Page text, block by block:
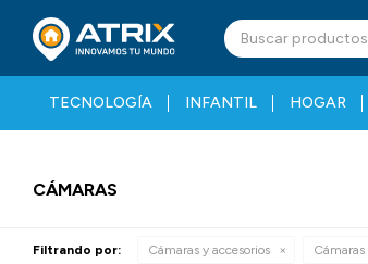
TECNOLOGÍA INFANTIL HOGAR
CÁMARAS
Filtrando por: Cámaras y accesorios Cámaras